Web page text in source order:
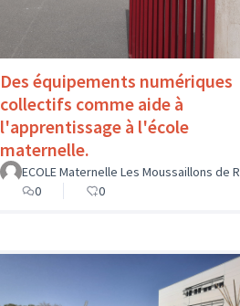
Des équipements numériques
collectifs comme aide à
l'apprentissage à l'école
maternelle.
ECOLE Maternelle Les Moussaillons de
0
0